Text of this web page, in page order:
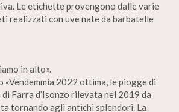
Le etichette provengono dalle varie
realizzati con uve nate da barbatelle
in alto».
2022 ottima, le piogge di
Farra d’Isonzo rilevata nel 2019 da
tornando agli antichi splendori. La